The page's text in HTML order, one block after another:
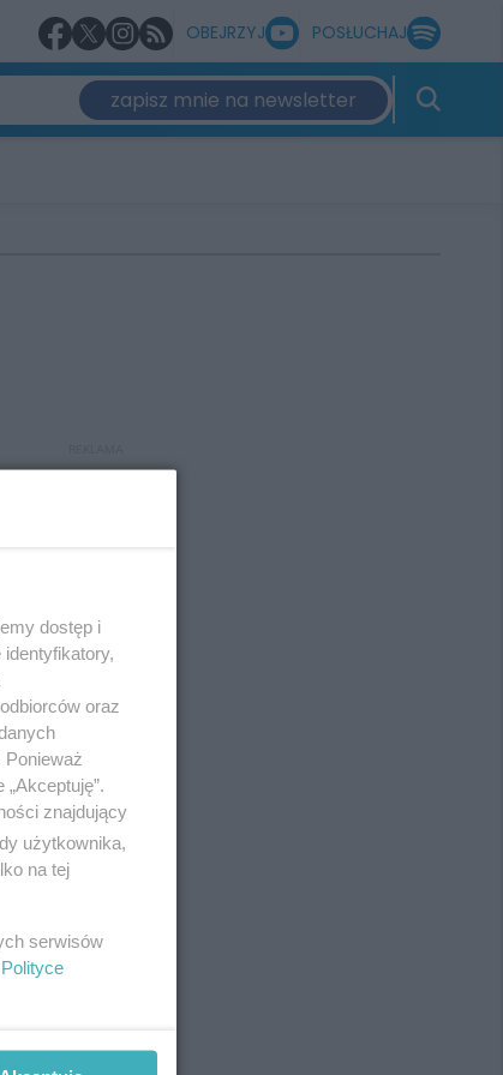
OBEJRZYJ POSŁUCHAJ
zapisz mnie na newsletter
REKLAMA
dostęp i
oraz
znajdujący
użytkownika,
na tej
serwisów
Polityce